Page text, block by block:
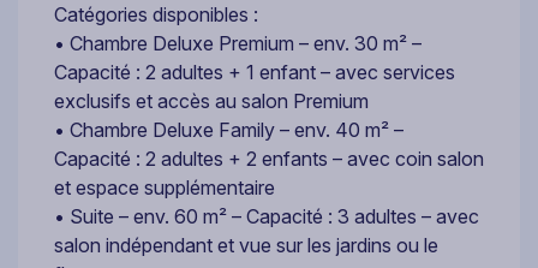
Catégories disponibles :
• Chambre Deluxe Premium – env. 30 m² –
Capacité : 2 adultes + 1 enfant – avec services
exclusifs et accès au salon Premium
• Chambre Deluxe Family – env. 40 m² –
Capacité : 2 adultes + 2 enfants – avec coin salon
et espace supplémentaire
• Suite – env. 60 m² – Capacité : 3 adultes – avec
salon indépendant et vue sur les jardins ou le